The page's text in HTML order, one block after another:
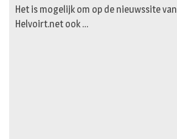
Het is mogelijk om op de nieuwssite van
Helvoirt.net ook …